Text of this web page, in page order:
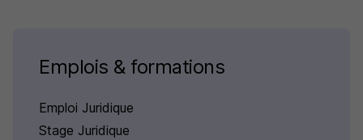
Emplois & formations
Emploi Juridique
Stage Juridique